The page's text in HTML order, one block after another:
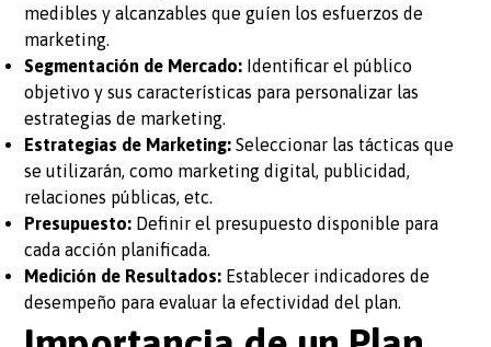
medibles y alcanzables que guíen los esfuerzos de
marketing.
Segmentación de Mercado: Identificar el público
objetivo y sus características para personalizar las
estrategias de marketing.
Estrategias de Marketing: Seleccionar las tácticas que
se utilizarán, como marketing digital, publicidad,
relaciones públicas, etc.
Presupuesto: Definir el presupuesto disponible para
cada acción planificada.
Medición de Resultados: Establecer indicadores de
desempeño para evaluar la efectividad del plan.